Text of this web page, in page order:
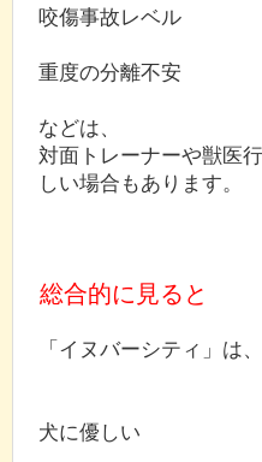
咬傷事故レベル
重度の分離不安
などは、
対面トレーナーや獣医
しい場合もあります。
総合的に見ると
「イヌバーシティ」は、
犬に優しい